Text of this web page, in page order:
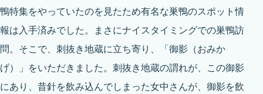
鴨特集をやっていたのを見たため有名な巣鴨のスポット情
報は入手済みでした。まさにナイスタイミングでの巣鴨訪
問。そこで、刺抜き地蔵に立ち寄り、「御影（おみか
げ）」をいただきました。刺抜き地蔵の謂れが、この御影
にあり、昔針を飲み込んでしまった女中さんが、御影を飲